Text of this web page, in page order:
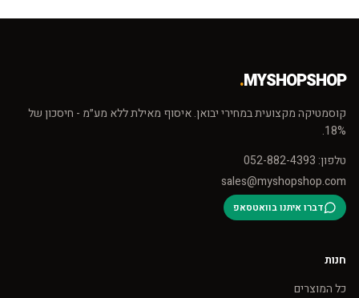
MYSHOPSHOP
.
קוסמטיקה מקצועית במחירי יבואן. איסוף מאילת ללא מע״מ - חיסכון של
18%.
טלפון: 052-882-4393
sales@myshopshop.com
דברו איתנו בוואטסאפ
חנות
כל המוצרים